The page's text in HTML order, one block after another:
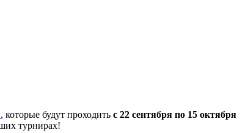
, которые будут проходить с 22 сентября по 15 октября
турнирах!